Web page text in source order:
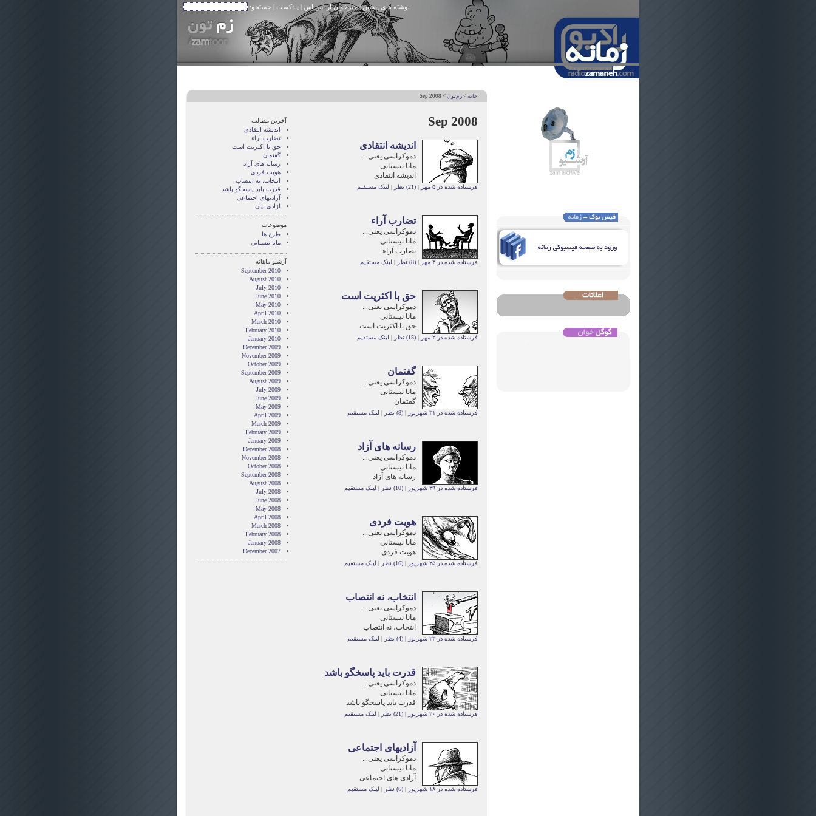
نوشته های پیشین|خبرخوان آر اس اس | پادکست | جستجو:
خانه >زم‌تون > Sep 2008
Sep 2008
اندیشه انتقادی
دموکراسی یعنی...
مانا نیستانی
اندیشه انتقادی
فرستاده شده در ۵ مهر |(21) نظر | لینک مستقیم
تضارب آراء
دموکراسی یعنی...
مانا نیستانی
تضارب آراء
فرستاده شده در ۳ مهر |(8) نظر | لینک مستقیم
حق با اکثریت است
دموکراسی یعنی...
مانا نیستانی
حق با اکثریت است
فرستاده شده در ۲ مهر |(15) نظر | لینک مستقیم
گفتمان
دموکراسی یعنی...
مانا نیستانی
گفتمان
فرستاده شده در ۳۱ شهریور |(8) نظر | لینک مستقیم
رسانه های آزاد
دموکراسی یعنی...
مانا نیستانی
رسانه های آزاد
فرستاده شده در ۲۹ شهریور |(10) نظر | لینک مستقیم
هویت فردی
دموکراسی یعنی...
مانا نیستانی
هویت فردی
فرستاده شده در ۲۵ شهریور |(16) نظر | لینک مستقیم
انتخاب، نه انتصاب
دموکراسی یعنی...
مانا نیستانی
انتخاب، نه انتصاب
فرستاده شده در ۲۳ شهریور |(4) نظر | لینک مستقیم
قدرت باید پاسخگو باشد
دموکراسی یعنی...
مانا نیستانی
قدرت باید پاسخگو باشد
فرستاده شده در ۲۰ شهریور |(21) نظر | لینک مستقیم
آزادیهای اجتماعی
دموکراسی یعنی...
مانا نیستانی
آزادی های اجتماعی
فرستاده شده در ۱۸ شهریور |(6) نظر | لینک مستقیم
آخرین مطالب
اندیشه انتقادی
تضارب آراء
حق با اکثریت است
گفتمان
رسانه های آزاد
هویت فردی
انتخاب، نه انتصاب
قدرت باید پاسخگو باشد
آزادیهای اجتماعی
آزادی بیان
موضوعات
طرح ها
مانا نیستانی
آرشیو ماهانه
September 2010
August 2010
July 2010
June 2010
May 2010
April 2010
March 2010
February 2010
January 2010
December 2009
November 2009
October 2009
September 2009
August 2009
July 2009
June 2009
May 2009
April 2009
March 2009
February 2009
January 2009
December 2008
November 2008
October 2008
September 2008
August 2008
July 2008
June 2008
May 2008
April 2008
March 2008
February 2008
January 2008
December 2007